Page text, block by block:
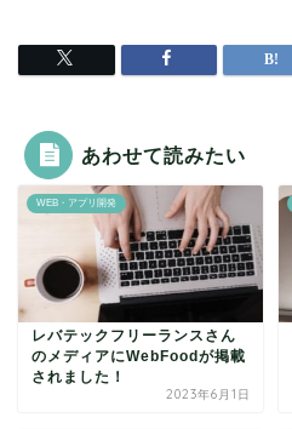
あわせて読みたい
WEB・アプリ開発
レバテックフリーランスさん
のメディアにWebFoodが掲載
されました！
2023年6月1日